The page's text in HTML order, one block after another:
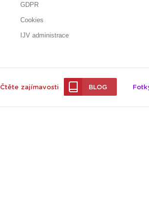
GDPR
Cookies
IJV administrace
Čtěte zajímavosti BLOG